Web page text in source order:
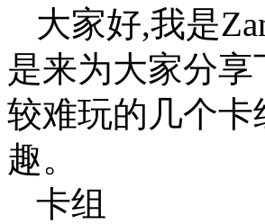
大家好,我是
是来为大家分
较难玩的几个
趣。
卡组